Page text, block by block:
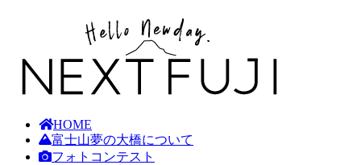
HOME
富士山夢の大橋について
フォトコンテスト